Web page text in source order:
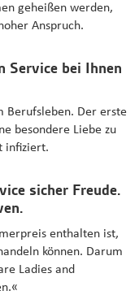
geheißen werden,
Anspruch.
Service bei Ihnen
Berufsleben. Der erste
besondere Liebe zu
infiziert.
sicher Freude.
enthalten ist,
können. Darum
Ladies and